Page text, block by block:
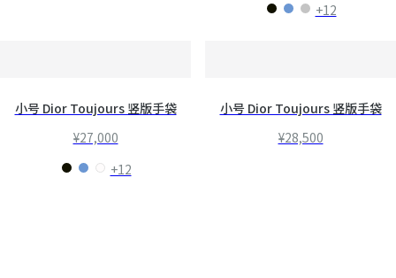
+12
小号 Dior Toujours 竖版手袋
¥27,000
+12
小号 Dior Toujours 竖版手袋
¥28,500